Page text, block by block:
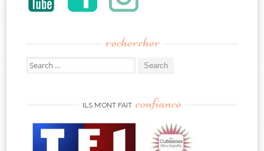
rechercher
Search
for:
ILS M’ONT FAIT confiance